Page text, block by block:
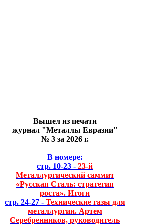
Вышел из печати
журнал "Металлы Евразии"
№ 3 за 2026 г.
В номере:
стр. 10-23 - 23-й
Металлургический саммит
«Русская Сталь: стратегия
роста». Итоги
стр. 24-27 - Технические газы для
металлургии. Артем
Серебренников, руководитель